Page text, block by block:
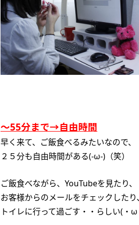
～55分まで→自由時間
早く来て、ご飯食べるみたいなので、
２５分も自由時間がある(-ω-)（笑）
ご飯食べながら、YouTubeを見たり、
お客様からのメールをチェックしたり
トイレに行って過ごす・・らしい(・